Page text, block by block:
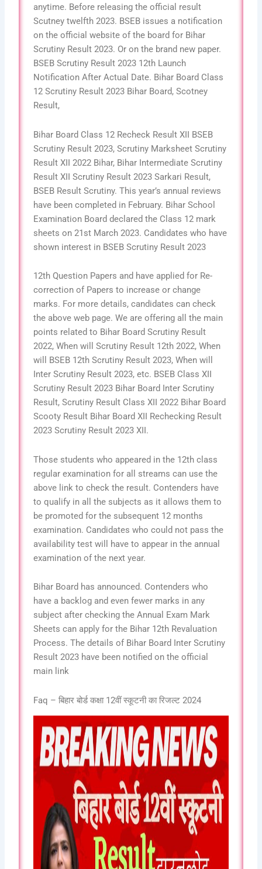
anytime. Before releasing the official result
Scutney twelfth 2023. BSEB issues a notification
on the official website of the board for Bihar
Scrutiny Result 2023. Or on the brand new paper.
BSEB Scrutiny Result 2023 12th Launch
Notification After Actual Date. Bihar Board Class
12 Scrutiny Result 2023 Bihar Board, Scotney
Result,
Bihar Board Class 12 Recheck Result XII BSEB
Scrutiny Result 2023, Scrutiny Marksheet Scrutiny
Result XII 2022 Bihar, Bihar Intermediate Scrutiny
Result XII Scrutiny Result 2023 Sarkari Result,
BSEB Result Scrutiny. This year’s annual reviews
have been completed in February. Bihar School
Examination Board declared the Class 12 mark
sheets on 21st March 2023. Candidates who have
shown interest in BSEB Scrutiny Result 2023
12th Question Papers and have applied for Re-
correction of Papers to increase or change
marks. For more details, candidates can check
the above web page. We are offering all the main
points related to Bihar Board Scrutiny Result
2022, When will Scrutiny Result 12th 2022, When
will BSEB 12th Scrutiny Result 2023, When will
Inter Scrutiny Result 2023, etc. BSEB Class XII
Scrutiny Result 2023 Bihar Board Inter Scrutiny
Result, Scrutiny Result Class XII 2022 Bihar Board
Scooty Result Bihar Board XII Rechecking Result
2023 Scrutiny Result 2023 XII.
Those students who appeared in the 12th class
regular examination for all streams can use the
above link to check the result. Contenders have
to qualify in all the subjects as it allows them to
be promoted for the subsequent 12 months
examination. Candidates who could not pass the
availability test will have to appear in the annual
examination of the next year.
Bihar Board has announced. Contenders who
have a backlog and even fewer marks in any
subject after checking the Annual Exam Mark
Sheets can apply for the Bihar 12th Revaluation
Process. The details of Bihar Board Inter Scrutiny
Result 2023 have been notified on the official
main link
Faq – बिहार बोर्ड कक्षा 12वीं स्कूटनी का रिजल्ट 2024